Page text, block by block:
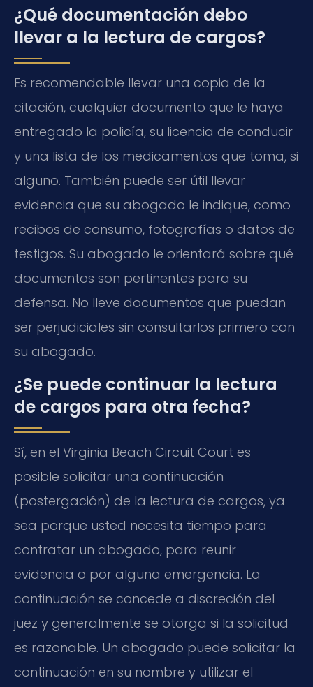
¿Qué documentación debo
llevar a la lectura de cargos?
Es recomendable llevar una copia de la
citación, cualquier documento que le haya
entregado la policía, su licencia de conducir
y una lista de los medicamentos que toma, si
alguno. También puede ser útil llevar
evidencia que su abogado le indique, como
recibos de consumo, fotografías o datos de
testigos. Su abogado le orientará sobre qué
documentos son pertinentes para su
defensa. No lleve documentos que puedan
ser perjudiciales sin consultarlos primero con
su abogado.
¿Se puede continuar la lectura
de cargos para otra fecha?
Sí, en el Virginia Beach Circuit Court es
posible solicitar una continuación
(postergación) de la lectura de cargos, ya
sea porque usted necesita tiempo para
contratar un abogado, para reunir
evidencia o por alguna emergencia. La
continuación se concede a discreción del
juez y generalmente se otorga si la solicitud
es razonable. Un abogado puede solicitar la
continuación en su nombre y utilizar el